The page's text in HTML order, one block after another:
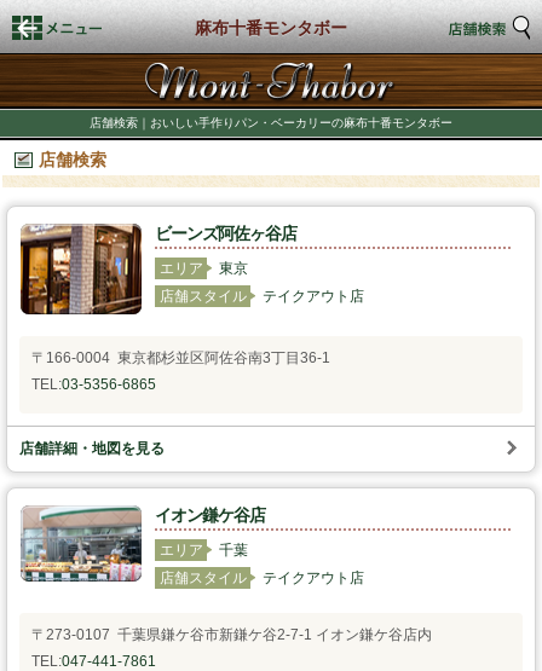
麻布十番モンタボー
店舗検索｜おいしい手作りパン・ベーカリーの麻布十番モンタボー
店舗検索
ビーンズ阿佐ヶ谷店
エリア
東京
店舗スタイル
テイクアウト店
〒166-0004 東京都杉並区阿佐谷南3丁目36-1
TEL:03-5356-6865
店舗詳細・地図を見る
イオン鎌ケ谷店
エリア
千葉
店舗スタイル
テイクアウト店
〒273-0107 千葉県鎌ケ谷市新鎌ケ谷2-7-1 イオン鎌ケ谷店内
TEL:047-441-7861
トップページ
店舗検索
新着情報
商品情報
商品づくり
スタッフの心得
銘水食パン 吟屋久島